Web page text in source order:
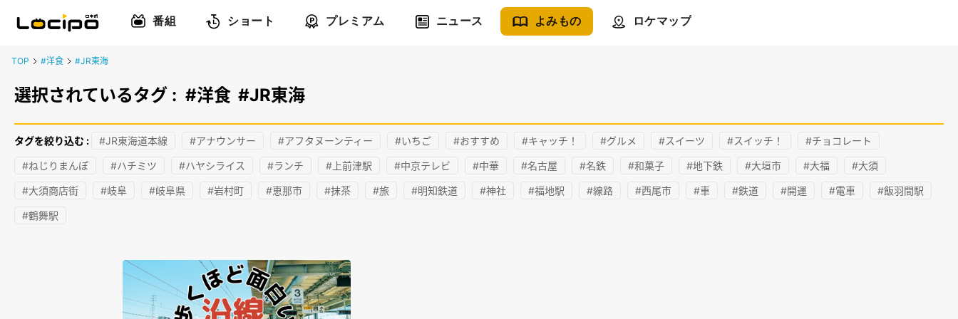
番組 ショート プレミアム ニュース よみもの ロケマップ
TOP #洋食 #JR東海
選択されているタグ : #洋食 #JR東海
タグを絞り込む : #JR東海道本線 #アナウンサー #アフタヌーンティー #いちご #おすすめ #キャッチ！ #グルメ #スイーツ #スイッチ！ #チョコレート
#ねじりまんぽ #ハチミツ #ハヤシライス #ランチ #上前津駅 #中京テレビ #中華 #名古屋 #名鉄 #和菓子 #地下鉄 #大垣市 #大福 #大須
#大須商店街 #岐阜 #岐阜県 #岩村町 #恵那市 #抹茶 #旅 #明知鉄道 #神社 #福地駅 #線路 #西尾市 #車 #鉄道 #開運 #電車 #飯羽間駅
#鶴舞駅